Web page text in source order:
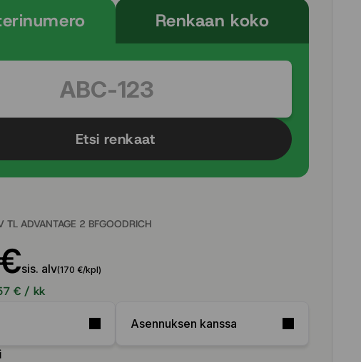
Renkaan koko
Etsi renkaat
ADVANTAGE 2 BFGOODRICH
sis. alv(170 €/kpl)
€ / kk
Asennuksen kanssa